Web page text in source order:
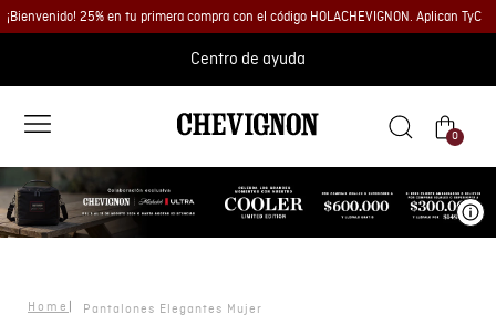
¡Bienvenido! 25% en tu primera compra con el código HOLACHEVIGNON. Aplican TyC
Centro de ayuda
0
Pantalones Elegantes Mujer